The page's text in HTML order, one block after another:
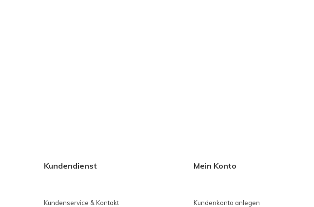
Kundendienst
Kundenservice & Kontakt
Mein Konto
Kundenkonto anlegen